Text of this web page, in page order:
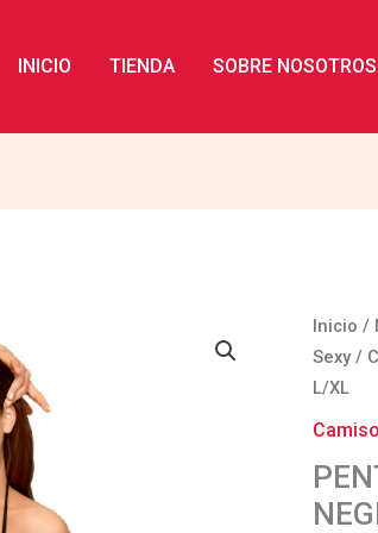
INICIO TIENDA SOBRE NOSOTROS
Inicio /
Sexy/
L/XL
-
ALL
NEGRO
L/XL